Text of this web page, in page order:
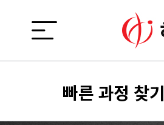
빠른 과정 찾기